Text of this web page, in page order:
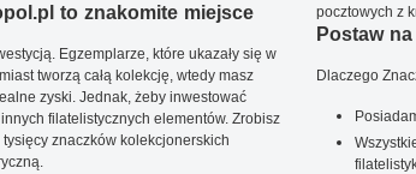
to znakomite miejsce
Egzemplarze, które ukazały się w
tworzą całą kolekcję, wtedy masz
zyski. Jednak, żeby inwestować
filatelistycznych elementów. Zrobisz
znaczków kolekcjonerskich
pocztowych z
Postaw
Dlaczego